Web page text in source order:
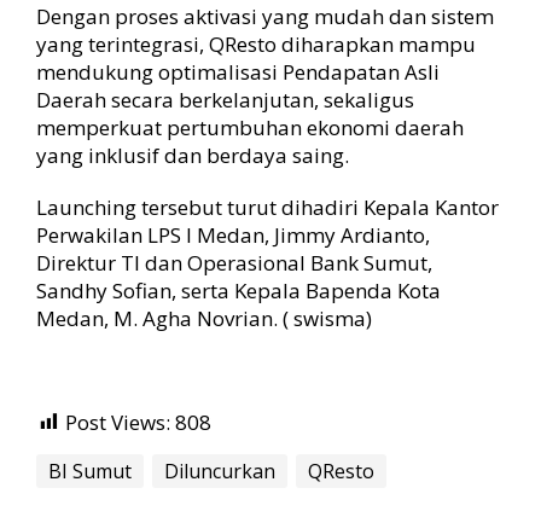
Dengan proses aktivasi yang mudah dan sistem
yang terintegrasi, QResto diharapkan mampu
mendukung optimalisasi Pendapatan Asli
Daerah secara berkelanjutan, sekaligus
memperkuat pertumbuhan ekonomi daerah
yang inklusif dan berdaya saing.
Launching tersebut turut dihadiri Kepala Kantor
Perwakilan LPS I Medan, Jimmy Ardianto,
Direktur TI dan Operasional Bank Sumut,
Sandhy Sofian, serta Kepala Bapenda Kota
Medan, M. Agha Novrian. ( swisma)
Post Views: 808
BI Sumut Diluncurkan QResto